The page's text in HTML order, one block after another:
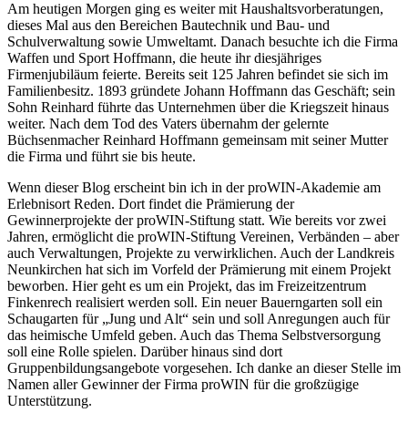
Am heutigen Morgen ging es weiter mit Haushaltsvorberatungen,
dieses Mal aus den Bereichen Bautechnik und Bau- und
Schulverwaltung sowie Umweltamt. Danach besuchte ich die Firma
Waffen und Sport Hoffmann, die heute ihr diesjähriges
Firmenjubiläum feierte. Bereits seit 125 Jahren befindet sie sich im
Familienbesitz. 1893 gründete Johann Hoffmann das Geschäft; sein
Sohn Reinhard führte das Unternehmen über die Kriegszeit hinaus
weiter. Nach dem Tod des Vaters übernahm der gelernte
Büchsenmacher Reinhard Hoffmann gemeinsam mit seiner Mutter
die Firma und führt sie bis heute.
Wenn dieser Blog erscheint bin ich in der proWIN-Akademie am
Erlebnisort Reden. Dort findet die Prämierung der
Gewinnerprojekte der proWIN-Stiftung statt. Wie bereits vor zwei
Jahren, ermöglicht die proWIN-Stiftung Vereinen, Verbänden – aber
auch Verwaltungen, Projekte zu verwirklichen. Auch der Landkreis
Neunkirchen hat sich im Vorfeld der Prämierung mit einem Projekt
beworben. Hier geht es um ein Projekt, das im Freizeitzentrum
Finkenrech realisiert werden soll. Ein neuer Bauerngarten soll ein
Schaugarten für „Jung und Alt“ sein und soll Anregungen auch für
das heimische Umfeld geben. Auch das Thema Selbstversorgung
soll eine Rolle spielen. Darüber hinaus sind dort
Gruppenbildungsangebote vorgesehen. Ich danke an dieser Stelle im
Namen aller Gewinner der Firma proWIN für die großzügige
Unterstützung.